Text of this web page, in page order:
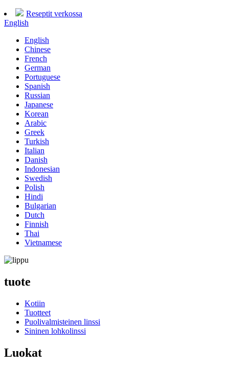
Reseptit verkossa
English
English
Chinese
French
German
Portuguese
Spanish
Russian
Japanese
Korean
Arabic
Greek
Turkish
Italian
Danish
Indonesian
Swedish
Polish
Hindi
Bulgarian
Dutch
Finnish
Thai
Vietnamese
tuote
Kotiin
Tuotteet
Puolivalmisteinen linssi
Sininen lohkolinssi
Luokat